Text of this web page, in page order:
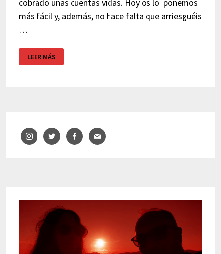
cobrado unas cuentas vidas. Hoy os lo ponemos
más fácil y, además, no hace falta que arriesguéis
…
MUSEOS
SELFIE
–
LEER MÁS